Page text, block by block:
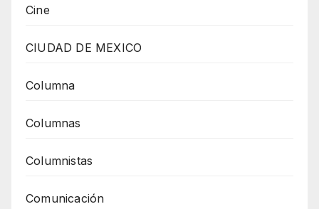
Cine
CIUDAD DE MEXICO
Columna
Columnas
Columnistas
Comunicación